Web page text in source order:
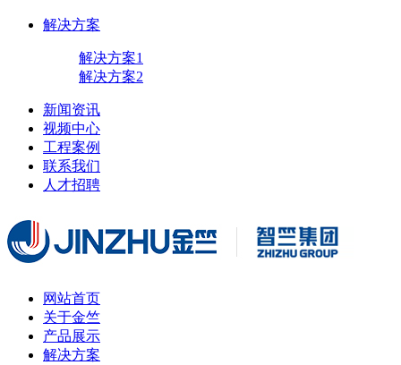
解决方案
解决方案1
解决方案2
新闻资讯
视频中心
工程案例
联系我们
人才招聘
网站首页
关于金竺
产品展示
解决方案